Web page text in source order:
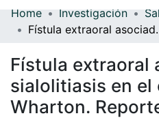
Communities & Collections
Browse Kérwá
Statistics
Home Investigación
Fístula extraoral
Fístula extraoral
sialolitiasis en el
Wharton.